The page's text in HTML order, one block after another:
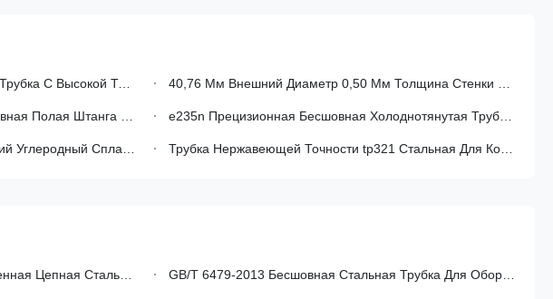
Для Автомобильной Промышленности 40,76 Мм Внешний Диаметр 0,50 Мм Толщина Стенки SAE j526 Сварные Низкоуглеродные Стальные Трубы В Классах SAE 1008 И SAE 1010
Трубка Для Механических Применений e235n Прецизионная Бесшовная Холоднотянутая Труба Из Углеродистой Стали Для Автомобильной Промышленности С Шероховатостью Поверхности Ra ≤ 4 Μm
Трубы Для Механических Трубка Нержавеющей Точности tp321 Стальная Для Конструкции
С Большим Диаметром (168-540 Мм) GB/T 6479-2013 Бесшовная Стальная Трубка Для Оборудования Для Химических Удобрений Высокого Давления В Углеродной Стали И Сплавной Стали